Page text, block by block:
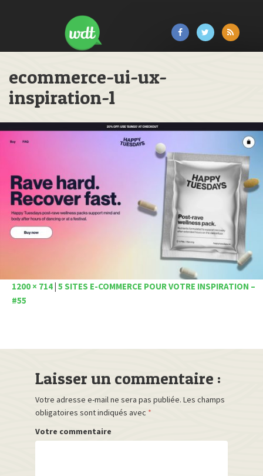
ecommerce-ui-ux-
inspiration-1
1200 × 714| 5 SITES E-COMMERCE POUR VOTRE INSPIRATION –
#55
Laisser un commentaire :
Votre adresse e-mail ne sera pas publiée. Les champs
obligatoires sont indiqués avec *
Votre commentaire